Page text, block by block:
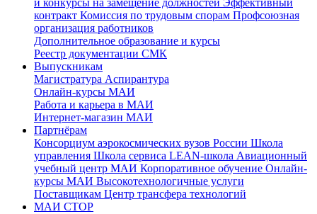
и конкурсы на замещение должностей Эффективный
контракт Комиссия по трудовым спорам Профсоюзная
организация работников
Дополнительное образование и курсы
Реестр документации СМК
Выпускникам
Магистратура Аспирантура
Онлайн-курсы МАИ
Работа и карьера в МАИ
Интернет-магазин МАИ
Партнёрам
Консорциум аэрокосмических вузов России Школа
управления Школа сервиса LEAN-школа Авиационный
учебный центр МАИ Корпоративное обучение Онлайн-
курсы МАИ Высокотехнологичные услуги
Поставщикам Центр трансфера технологий
МАИ СТОР